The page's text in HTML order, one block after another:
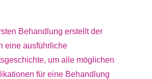
Behandlung erstellt der
eine ausführliche
um alle möglichen
für eine Behandlung